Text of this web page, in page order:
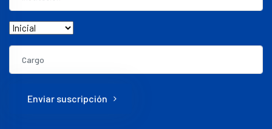
Enviar suscripción